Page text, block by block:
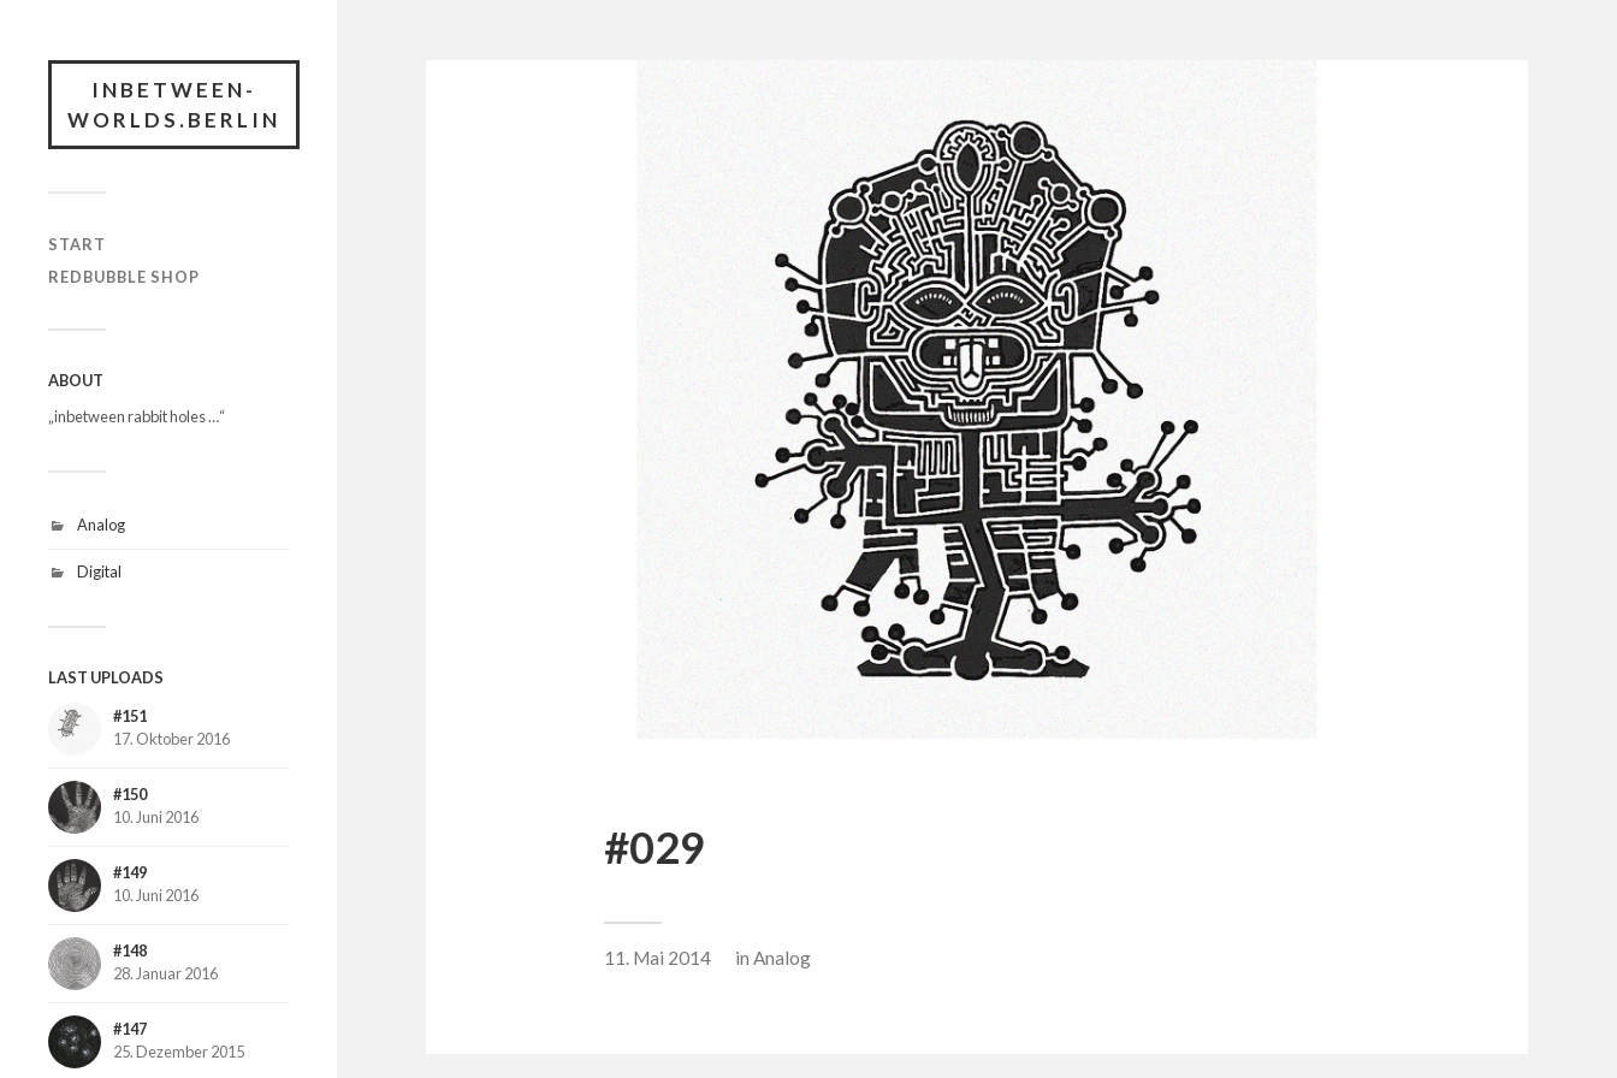
INBETWEEN-
WORLDS.BERLIN
START
REDBUBBLE SHOP
ABOUT
„inbetween rabbit holes …“
Analog
Digital
LAST UPLOADS
#151
17. Oktober 2016
#150
10. Juni 2016
#149
10. Juni 2016
#148
28. Januar 2016
#147
25. Dezember 2015
#029
11. Mai 2014 in Analog